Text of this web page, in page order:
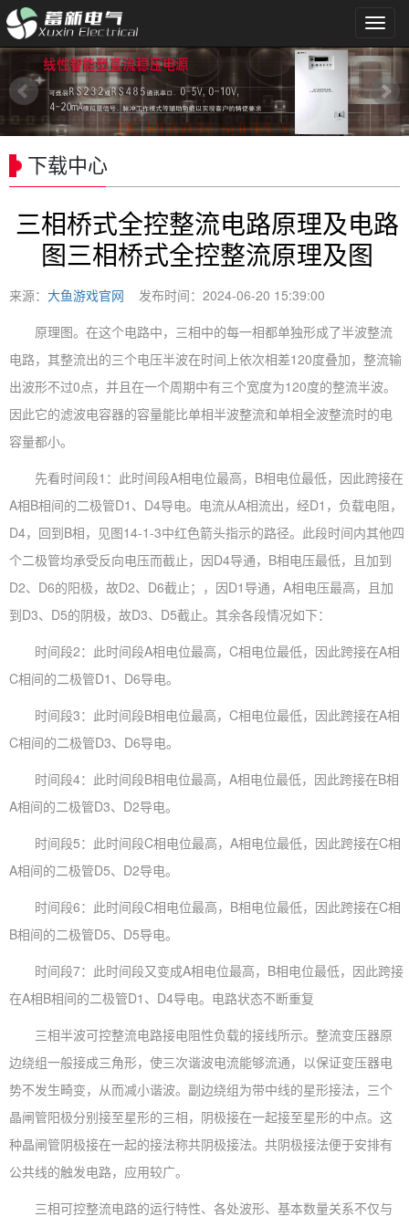
导
航
菜
单
下载中心
三相桥式全控整流电路原理及电路
图三相桥式全控整流原理及图
来源： 大鱼游戏官网 发布时间：2024-06-20 15:39:00
原理图。在这个电路中，三相中的每一相都单独形成了半波整流
电路，其整流出的三个电压半波在时间上依次相差120度叠加，整流输
出波形不过0点，并且在一个周期中有三个宽度为120度的整流半波。
因此它的滤波电容器的容量能比单相半波整流和单相全波整流时的电
容量都小。
先看时间段1：此时间段A相电位最高，B相电位最低，因此跨接在
A相B相间的二极管D1、D4导电。电流从A相流出，经D1，负载电阻，
D4，回到B相，见图14-1-3中红色箭头指示的路径。此段时间内其他四
个二极管均承受反向电压而截止，因D4导通，B相电压最低，且加到
D2、D6的阳极，故D2、D6截止；，因D1导通，A相电压最高，且加
到D3、D5的阴极，故D3、D5截止。其余各段情况如下：
时间段2：此时间段A相电位最高，C相电位最低，因此跨接在A相
C相间的二极管D1、D6导电。
时间段3：此时间段B相电位最高，C相电位最低，因此跨接在A相
C相间的二极管D3、D6导电。
时间段4：此时间段B相电位最高，A相电位最低，因此跨接在B相
A相间的二极管D3、D2导电。
时间段5：此时间段C相电位最高，A相电位最低，因此跨接在C相
A相间的二极管D5、D2导电。
时间段6：此时间段C相电位最高，B相电位最低，因此跨接在C相
B相间的二极管D5、D5导电。
时间段7：此时间段又变成A相电位最高，B相电位最低，因此跨接
在A相B相间的二极管D1、D4导电。电路状态不断重复
三相半波可控整流电路接电阻性负载的接线所示。整流变压器原
边绕组一般接成三角形，使三次谐波电流能够流通，以保证变压器电
势不发生畸变，从而减小谐波。副边绕组为带中线的星形接法，三个
晶闸管阳极分别接至星形的三相，阴极接在一起接至星形的中点。这
种晶闸管阴极接在一起的接法称共阴极接法。共阴极接法便于安排有
公共线的触发电路，应用较广。
三相可控整流电路的运行特性、各处波形、基本数量关系不仅与